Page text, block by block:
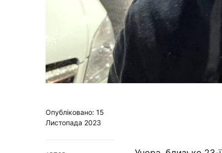
Опубліковано: 15
Листопада 2023